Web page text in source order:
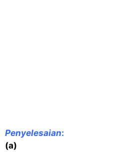
Penyelesaian:
(a)